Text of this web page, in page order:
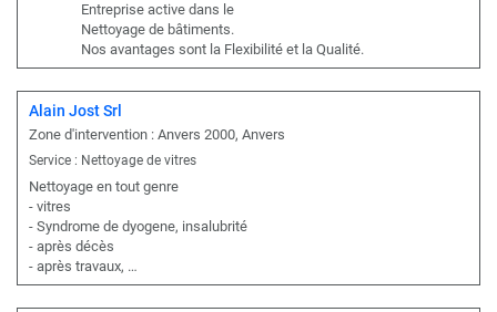
Entreprise active dans le
Nettoyage de bâtiments.
Nos avantages sont la Flexibilité et la Qualité.
Alain Jost Srl
Zone d'intervention : Anvers 2000, Anvers
Service : Nettoyage de vitres
Nettoyage en tout genre
- vitres
- Syndrome de dyogene, insalubrité
- après décès
- après travaux, …